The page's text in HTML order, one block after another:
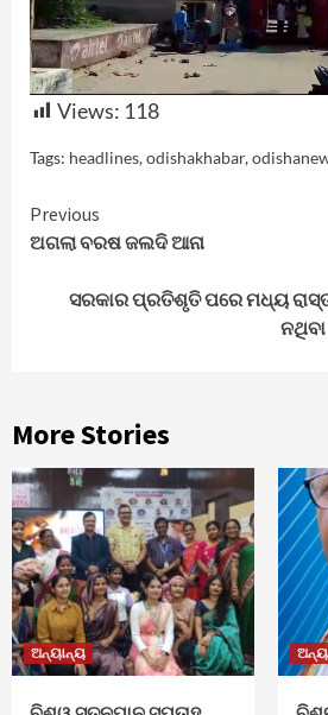
Views: 118
Tags: headlines,odishakhabar,
Continue
Reading
Previous
ଅଗଲା ବରଷ ଜଲଦି ଆନା
ସରକାର ପ୍ରତିଶୃତି ପରେ ମଧ୍ୟ
More Stories
ଅନ୍ୟାନ୍ୟ